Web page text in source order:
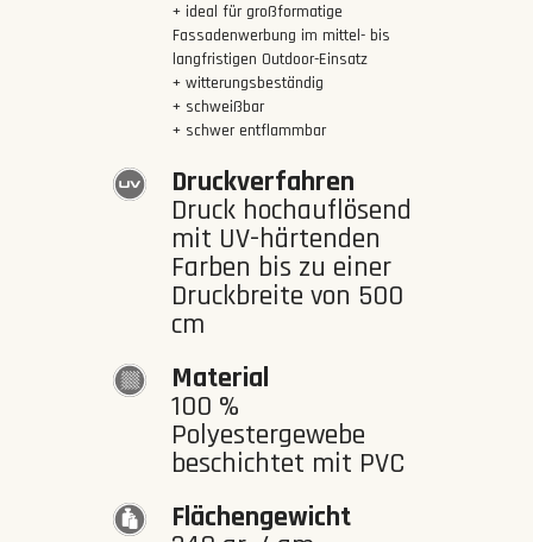
+ ideal für großformatige
Fassadenwerbung im mittel- bis
langfristigen Outdoor-Einsatz
+ witterungsbeständig
+ schweißbar
+ schwer entflammbar
Druckverfahren
Druck hochauflösend
mit UV-härtenden
Farben bis zu einer
Druckbreite von 500
cm
Material
100 %
Polyestergewebe
beschichtet mit PVC
Flächengewicht